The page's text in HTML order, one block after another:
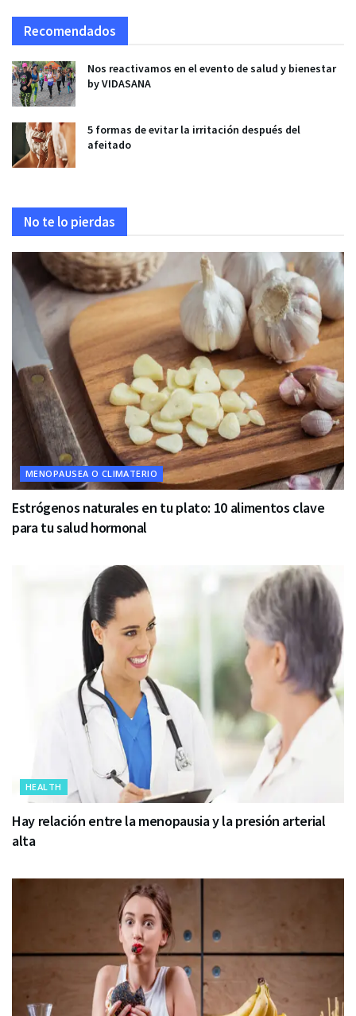
Recomendados
Nos reactivamos en el evento de salud y bienestar
by VIDASANA
5 formas de evitar la irritación después del
afeitado
No te lo pierdas
MENOPAUSEA O CLIMATERIO
Estrógenos naturales en tu plato: 10 alimentos clave
para tu salud hormonal
HEALTH
Hay relación entre la menopausia y la presión arterial
alta